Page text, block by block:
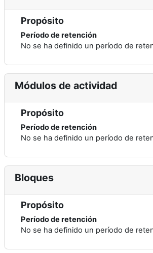
Propósito
Período de retención
No se ha definido un período de
Módulos de actividad
Propósito
Período de retención
No se ha definido un período de
Bloques
Propósito
Período de retención
No se ha definido un período de